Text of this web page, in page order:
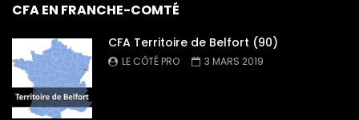
CFA EN FRANCHE-COMTÉ
CFA Territoire de Belfort (90)
LE CÔTÉ PRO 3 MARS 2019